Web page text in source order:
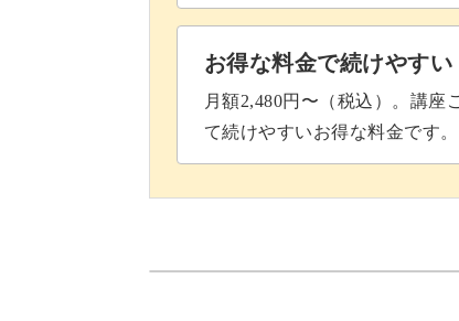
お得な料金で続けやすい
月額2,480円〜（税込）。講座
て続けやすいお得な料金です。